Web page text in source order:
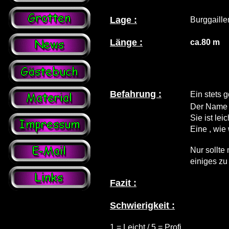
Lage :
Länge : ca.80 m
Befahrung :
Ein stets
Der
Sie ist
Eine , wie
Nur sollte
einiges zu
Fazit :
Schwierigkeit :
1 = Leicht / 5 = Profi